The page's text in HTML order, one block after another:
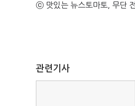
ⓒ 맛있는 뉴스토마토, 무단
관련기사